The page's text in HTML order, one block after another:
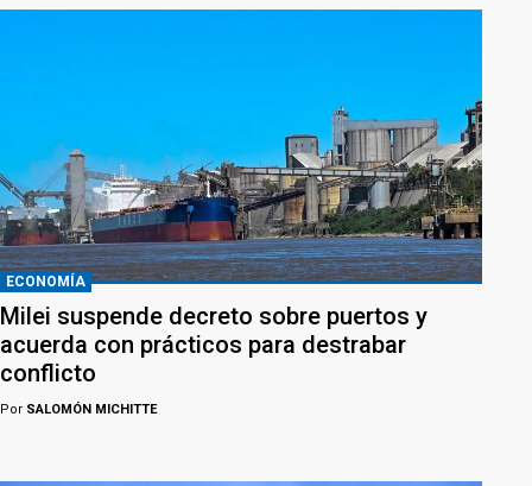
ECONOMÍA
Milei suspende decreto sobre puertos y
acuerda con prácticos para destrabar
conflicto
Por SALOMÓN MICHITTE